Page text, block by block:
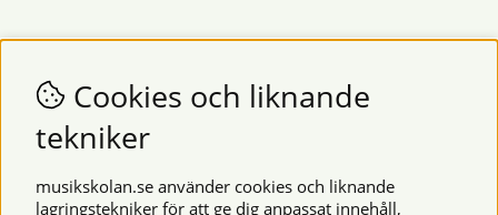
Nyhetsbrev
Vill du få nyheter och erbjudanden från oss? Fyll då i din e-
postadress i fältet nedan.
Cookies och liknande
tekniker
musikskolan.se använder cookies och liknande
lagringstekniker för att ge dig anpassat innehåll,